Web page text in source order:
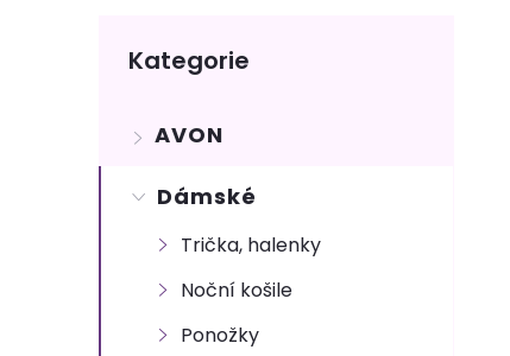
s
kategorie
Kategorie
AVON
Dámské
Trička, halenky
Noční košile
Ponožky